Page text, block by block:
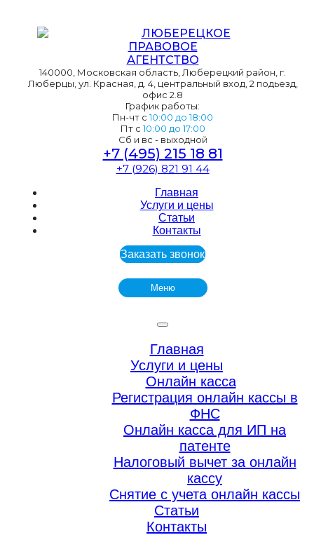
ЛЮБЕРЕЦКОЕ
ПРАВОВОЕ
АГЕНТСТВО
140000 Московская область, Люберецкий район, г.
Люберцы, ул. Красная, д. 4, центральный вход, 2 подьезд,
офис 2.8
График работы:
Пн-чт с10:00 до 18:00
Пт с10:00 до 17:00
Cб и вс - выходной
+7 (495) 215 18 81
+7 (926) 821 91 44
Главная
Услуги и цены
Статьи
Контакты
Заказать звонок
Меню
Главная
Услуги и цены
Онлайн касса
Регистрация онлайн кассы в
ФНС
Онлайн касса для ИП на
патенте
Налоговый вычет за онлайн
кассу
Снятие с учета онлайн кассы
Статьи
Контакты